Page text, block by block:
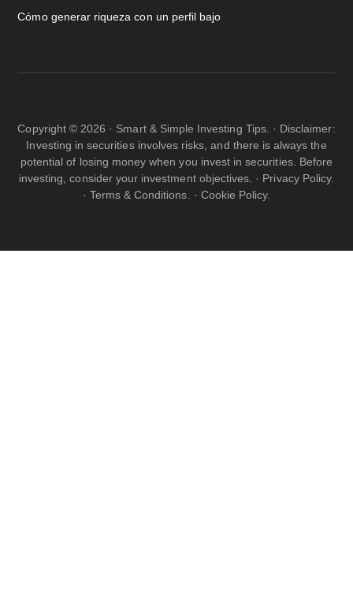
Cómo generar riqueza con un perfil bajo
Copyright © 2026 · Smart & Simple Investing Tips. · Disclaimer:
Investing in securities involves risks, and there is always the
potential of losing money when you invest in securities. Before
investing, consider your investment objectives. · Privacy Policy.
· Terms & Conditions. · Cookie Policy.